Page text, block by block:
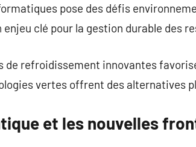
pose des défis
clé pour la gestion durable des
de refroidissement innovantes
vertes offrent des alternatives
et les nouvelles